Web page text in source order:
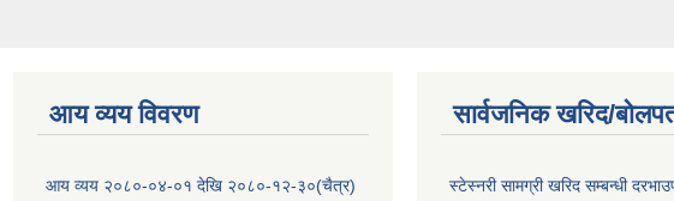
आय व्यय विवरण
आय व्यय २०८०-०४-०१ देखि २०८०-१२-३०(चैत्र)
सार्वजनिक खरिद/
स्टेस्नरी सामग्री खरिद सम्बन्धी